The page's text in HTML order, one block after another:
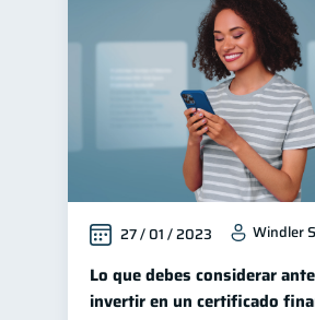
27 / 01 / 2023 Windler
Lo que debes considerar
invertir en un certificado